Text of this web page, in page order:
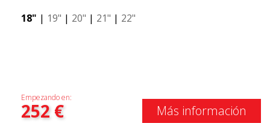
18" | 19" | 20" | 21" | 22"
Empezando en:
252€ Más información